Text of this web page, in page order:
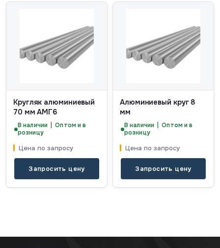
Кругляк алюминиевый
70 мм АМГ6
В наличии | Оптом и в
розницу
Цена по запросу
Запросить цену
Алюминиевый круг 8
мм
В наличии | Оптом и в
розницу
Цена по запросу
Запросить цену